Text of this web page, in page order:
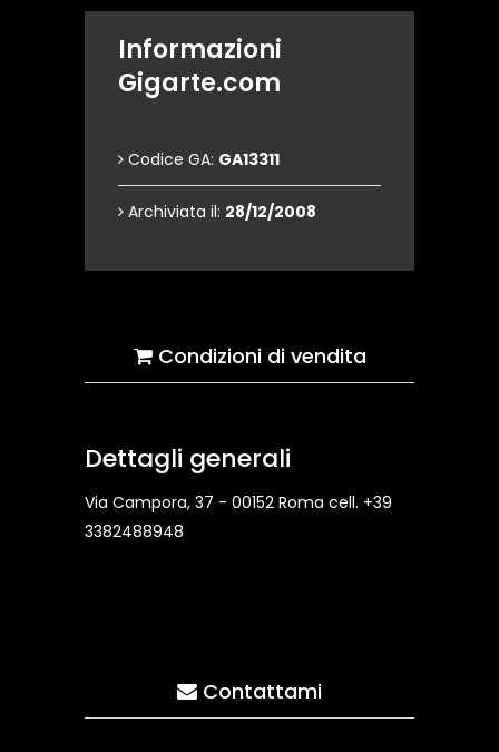
Informazioni
Gigarte.com
Codice GA: GA13311
Archiviata il: 28/12/2008
Condizioni di vendita
Dettagli generali
Via Campora, 37 - 00152 Roma cell. +39
3382488948
Contattami